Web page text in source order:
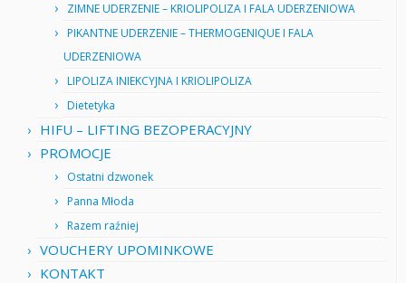
ZIMNE UDERZENIE – KRIOLIPOLIZA I FALA UDERZENIOWA
PIKANTNE UDERZENIE – THERMOGENIQUE I FALA
UDERZENIOWA
LIPOLIZA INIEKCYJNA I KRIOLIPOLIZA
Dietetyka
HIFU – LIFTING BEZOPERACYJNY
PROMOCJE
Ostatni dzwonek
Panna Młoda
Razem raźniej
VOUCHERY UPOMINKOWE
KONTAKT